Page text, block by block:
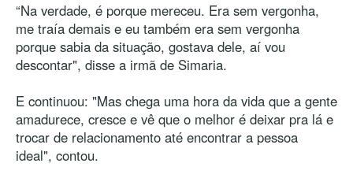
“Na verdade, é porque mereceu. Era sem vergonha,
me traía demais e eu também era sem vergonha
porque sabia da situação, gostava dele, aí vou
descontar", disse a irmã de Simaria.
E continuou: "Mas chega uma hora da vida que a gente
amadurece, cresce e vê que o melhor é deixar pra lá e
trocar de relacionamento até encontrar a pessoa
ideal", contou.